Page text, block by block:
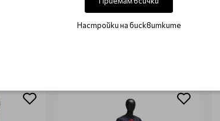
НАПИШЕТЕ ОТЗИВ
Настройки на бисквитките